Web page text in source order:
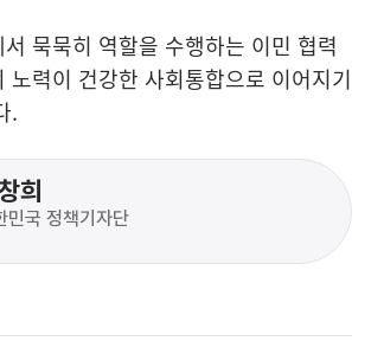
묵묵히 역할을 수행하는 이민 협력
노력이 건강한 사회통합으로 이어지기
.
희
민국 정책기자단